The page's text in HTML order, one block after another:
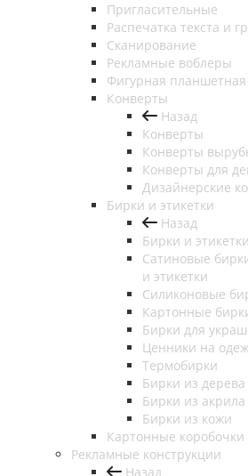
Пригласительные
Распечатка текста и
Сканирование
Рекламные воблеры
Фигурная планшетная
Конверты
Назад
Конверты
Конверты
Конверты для
Дизайнерские
Бирки и этикетки
Назад
Бирки и этикетки
Сатиновые
и этикетки
Силиконовые
Картонные
Бирки для
Ценники на
Термобирки
Бирки из дерева
Бирки из акрила
Бирки из кожи
Картонные коробочки
Рекламные конструкции
Назад